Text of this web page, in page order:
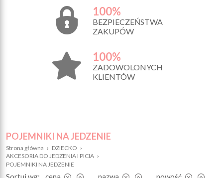
100%
BEZPIECZEŃSTWA
ZAKUPÓW
100%
ZADOWOLONYCH
KLIENTÓW
POJEMNIKI NA JEDZENIE
Strona główna › DZIECKO ›
AKCESORIA DO JEDZENIA I PICIA ›
POJEMNIKI NA JEDZENIE